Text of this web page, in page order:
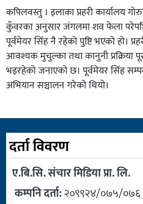
कपिलवस्तु । इलाका प्रहरी कार्यालय
कुँवरका अनुसार जंगलमा शव फेला
पूर्वमेयर सिंह नै रहेको पुष्टि भएको हो।
आवश्यक मुचुल्का तथा कानुनी प्रक्रिया
भइरहेको जनाएको छ। पूर्वमेयर सिंह
अभियान सञ्चालन गरेको थियो।
दर्ता विवरण
ए.बि.सि. संचार मिडिया प्रा. लि.
कम्पनि दर्ता:२०९९२४/०७५/०७६